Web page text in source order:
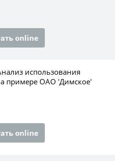
online
использования
примере ОАО 'Димское'
online